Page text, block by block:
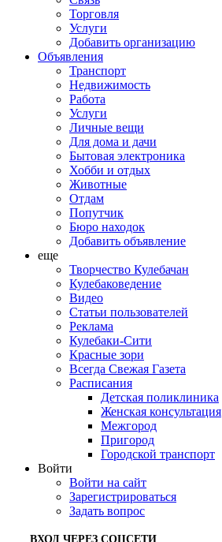
Торговля
Услуги
Добавить организацию
Объявления
Транспорт
Недвижимость
Работа
Услуги
Личные вещи
Для дома и дачи
Бытовая электроника
Хобби и отдых
Животные
Отдам
Попутчик
Бюро находок
Добавить объявление
еще
Творчество Кулебачан
Кулебаковедение
Видео
Статьи пользователей
Реклама
Кулебаки-Сити
Красные зори
Всегда Свежая Газета
Расписания
Детская поликлиника
Женская консультация
Межгород
Пригород
Городской транспорт
Войти
Войти на сайт
Зарегистрироваться
Задать вопрос
ВХОД ЧЕРЕЗ СОЦСЕТИ